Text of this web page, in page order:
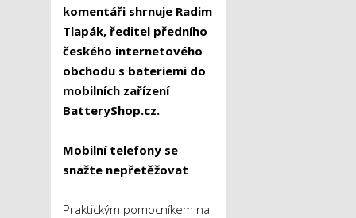
komentáři shrnuje Radim
Tlapák, ředitel předního
českého internetového
obchodu s bateriemi do
mobilních zařízení
BatteryShop.cz.
Mobilní telefony se
snažte nepřetěžovat
Praktickým pomocníkem na